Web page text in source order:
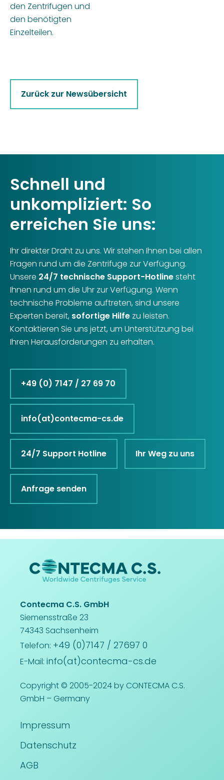
den Zentrifugen und
den benötigten
Einzelteilen.
Zurück zur Newsübersicht
Schnell und
unkompliziert: So
erreichen Sie uns:
Ihr direkter Draht zu uns. Wir stehen Ihnen bei allen
Fragen rund um die Zentrifuge zur Verfügung.
Unsere 24/7 technische Support-Hotlinesteht
Ihnen rund um die Uhr zur Verfügung. Wenn
technische Probleme auftreten, sind unsere
Experten bereit, sofortige Hilfe zu leisten.
Kontaktieren Sie uns jetzt, um Unterstützung bei
Ihren Herausforderungen zu erhalten.
+49 (0) 7147 / 27 69 70
info(at)contecma-cs.de
24/7 Support Hotline Ihr Weg zu uns
Anfrage senden
Contecma C.S. GmbH
Siemensstraße 23
74343 Sachsenheim
Telefon: +49 (0)7147 / 27697 0
E-Mail: info(at)contecma-cs.de
Copyright © 2005-2024 by CONTECMA C.S.
GmbH – Germany
Impressum
Datenschutz
AGB